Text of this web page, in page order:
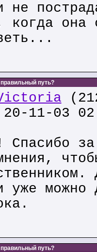
не
когда она
путь?
11-03
Спасибо
уже
путь?